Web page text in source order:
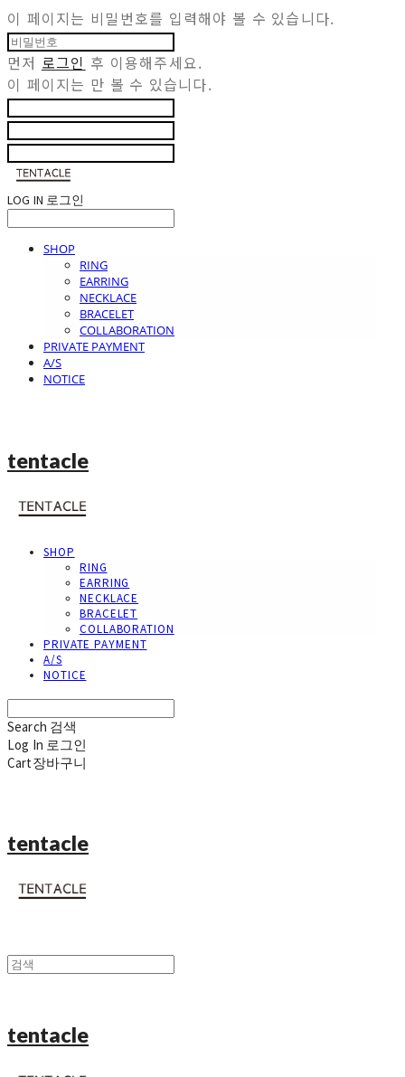
이 페이지는 비밀번호를 입력해야 볼 수 있습니다.
먼저 로그인 후 이용해주세요.
이 페이지는 만 볼 수 있습니다.
LOG IN 로그인
SHOP
RING
EARRING
NECKLACE
BRACELET
COLLABORATION
PRIVATE PAYMENT
A/S
NOTICE
tentacle
SHOP
RING
EARRING
NECKLACE
BRACELET
COLLABORATION
PRIVATE PAYMENT
A/S
NOTICE
Search 검색
Log In 로그인
Cart장바구니
tentacle
tentacle